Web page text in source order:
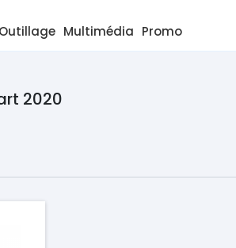
Outillage Multimédia Promo
2020